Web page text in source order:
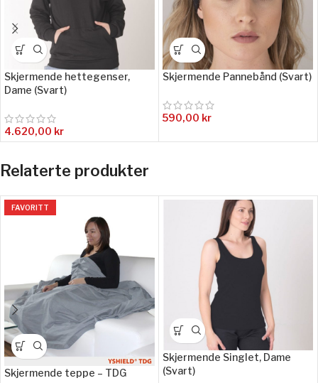
Skjermende hettegenser,
Dame (Svart)
4.620,00 kr
Skjermende Pannebånd (Svart)
590,00 kr
Relaterte produkter
FAVORITT
Skjermende teppe – TDG
Skjermende Singlet, Dame
(Svart)